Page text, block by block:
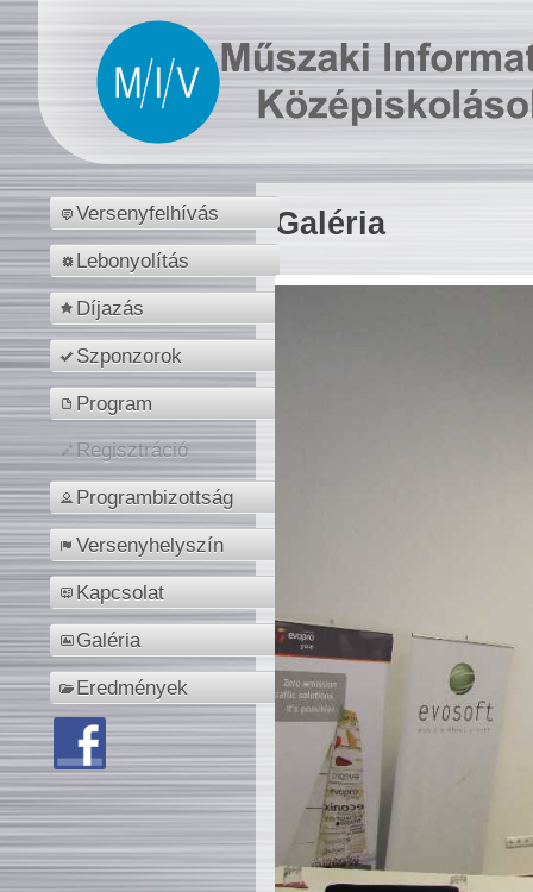
Versenyfelhívás
Lebonyolítás
Díjazás
Szponzorok
Program
Regisztráció
Programbizottság
Versenyhelyszín
Kapcsolat
Galéria
Eredmények
Galéria